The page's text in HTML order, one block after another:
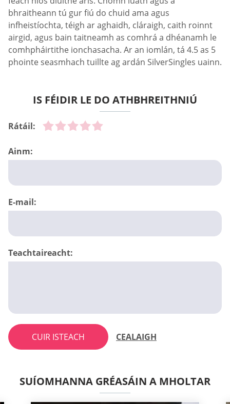
bhraitheann tú gur fiú do chuid ama agus
infheistíochta, téigh ar aghaidh, cláraigh, caith roinnt
airgid, agus bain taitneamh as comhrá a dhéanamh le
comhpháirtithe ionchasacha. Ar an iomlán, tá 4.5 as 5
phointe seasmhach tuillte ag ardán SilverSingles uainn.
IS FÉIDIR LE DO ATHBHREITHNIÚ
Rátáil:
Ainm:
E-mail:
Teachtaireacht:
CUIR ISTEACH CEALAIGH
SUÍOMHANNA GRÉASÁIN A MHOLTAR